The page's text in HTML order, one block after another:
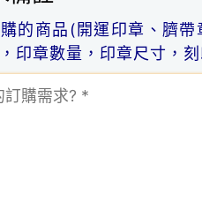
的商品(開運印章、臍
印章數量，印章尺寸，